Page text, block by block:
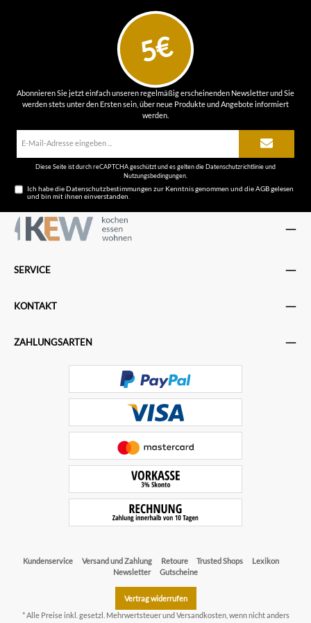
5€
Abonnieren Sie jetzt einfach unseren regelmäßig erscheinenden Newsletter und Sie
werden stets unter den Ersten sein, über neue Produkte und Angebote informiert
werden.
Diese Seite ist durch reCAPTCHA geschützt und es gelten die Datenschutzrichtlinieund
Nutzungsbedingungen.
Ich habe dieDatenschutzbestimmungen zur Kenntnis genommen und dieAGBgelesen
und bin mit ihnen einverstanden.
SERVICE
KONTAKT
ZAHLUNGSARTEN
Kundenservice Versand und Zahlung Retoure Trusted Shops
Lexikon
Newsletter
Gutscheine
Vertrag widerrufen
* Alle Preise inkl. gesetzl. Mehrwertsteuer undVersandkosten, wenn nicht anders